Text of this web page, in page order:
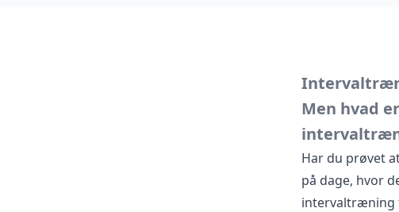
Men hvad
Har du prøvet
på dage, hvor
intervaltræning